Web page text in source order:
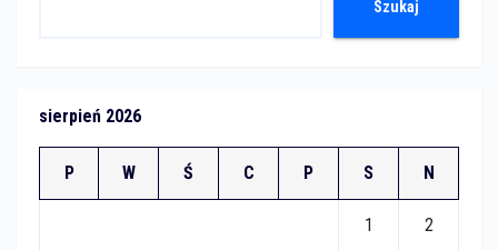
Szukaj
sierpień 2026
P W Ś C P S N
1 2